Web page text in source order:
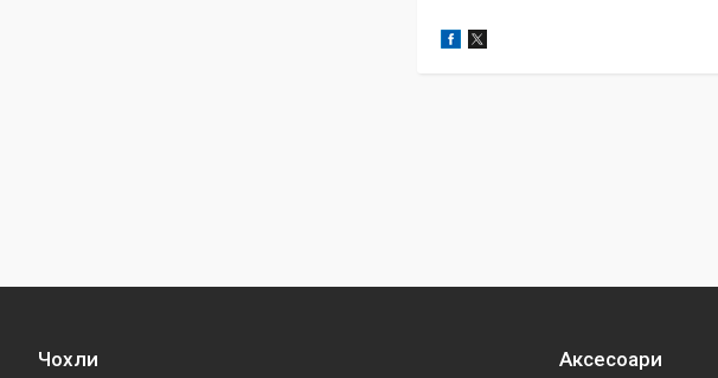
Чохли Аксесоари